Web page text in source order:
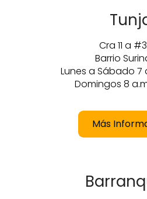
Cra 11 a
Barrio
Lunes a Sábado 7
Domingos 8
Más